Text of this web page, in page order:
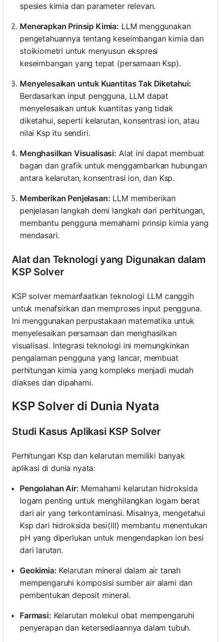
spesies kimia dan parameter relevan.
Menerapkan Prinsip Kimia: LLM menggunakan
pengetahuannya tentang keseimbangan kimia dan
stoikiometri untuk menyusun ekspresi
keseimbangan yang tepat (persamaan Ksp).
Menyelesaikan untuk Kuantitas Tak Diketahui:
Berdasarkan input pengguna, LLM dapat
menyelesaikan untuk kuantitas yang tidak
diketahui, seperti kelarutan, konsentrasi ion, atau
nilai Ksp itu sendiri.
Menghasilkan Visualisasi: Alat ini dapat membuat
bagan dan grafik untuk menggambarkan hubungan
antara kelarutan, konsentrasi ion, dan Ksp.
Memberikan Penjelasan: LLM memberikan
penjelasan langkah demi langkah dari perhitungan,
membantu pengguna memahami prinsip kimia yang
mendasari.
Alat dan Teknologi yang Digunakan dalam
KSP Solver
KSP solver memanfaatkan teknologi LLM canggih
untuk menafsirkan dan memproses input pengguna.
Ini menggunakan perpustakaan matematika untuk
menyelesaikan persamaan dan menghasilkan
visualisasi. Integrasi teknologi ini memungkinkan
pengalaman pengguna yang lancar, membuat
perhitungan kimia yang kompleks menjadi mudah
diakses dan dipahami.
KSP Solver di Dunia Nyata
Studi Kasus Aplikasi KSP Solver
Perhitungan Ksp dan kelarutan memiliki banyak
aplikasi di dunia nyata:
Pengolahan Air: Memahami kelarutan hidroksida
logam penting untuk menghilangkan logam berat
dari air yang terkontaminasi. Misalnya, mengetahui
Ksp dari hidroksida besi(III) membantu menentukan
pH yang diperlukan untuk mengendapkan ion besi
dari larutan.
Geokimia: Kelarutan mineral dalam air tanah
mempengaruhi komposisi sumber air alami dan
pembentukan deposit mineral.
Farmasi: Kelarutan molekul obat mempengaruhi
penyerapan dan ketersediaannya dalam tubuh.